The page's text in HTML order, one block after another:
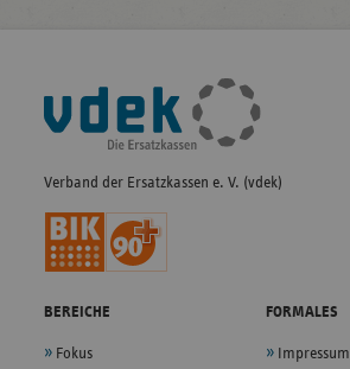
Fußleisten-
Navigation
Verband der Ersatzkassen e. V. (vdek)
BEREICHE
Fokus
FORMALES
Impressum